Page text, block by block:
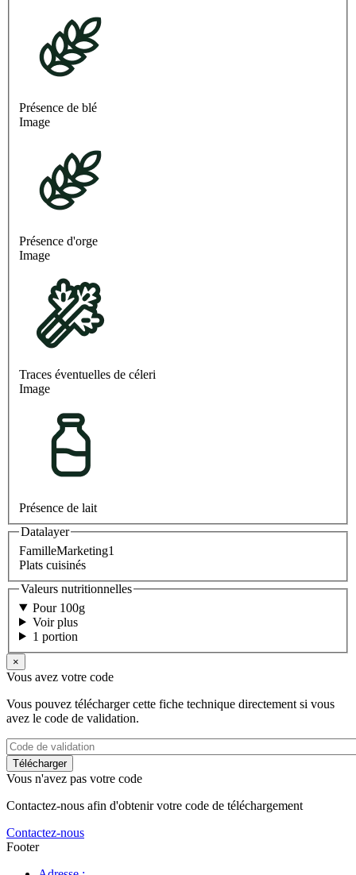
Présence de blé
Image
Présence d'orge
Image
Traces éventuelles de céleri
Image
Présence de lait
Datalayer
FamilleMarketing1
Plats cuisinés
Valeurs nutritionnelles
Pour 100g
Voir plus
1 portion
×
Vous avez votre code
Vous pouvez télécharger cette fiche technique directement si vous
avez le code de validation.
Vous n'avez pas votre code
Contactez-nous afin d'obtenir votre code de téléchargement
Contactez-nous
Footer